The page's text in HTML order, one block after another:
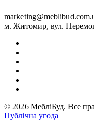
м. Житомир, вул.
© 2026 МебліБуд. Все
Публічна угода